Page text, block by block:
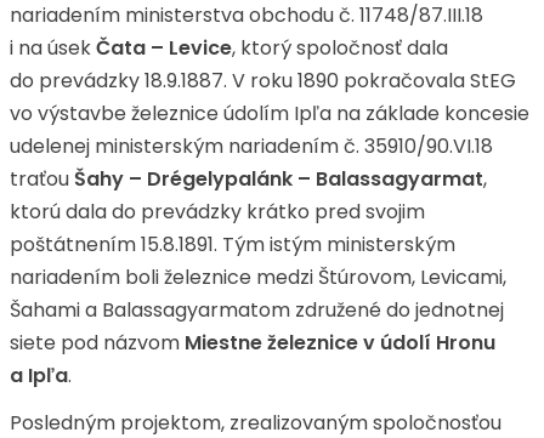
nariadením ministerstva obchodu č. 11748/87.III.18
i na úsekČata – Levice, ktorý spoločnosť dala
do prevádzky 18.9.1887. V roku 1890 pokračovala StEG
vo výstavbe železnice údolím Ipľa na základe koncesie
udelenej ministerským nariadením č. 35910/90.VI.18
traťou Šahy – Drégelypalánk – Balassagyarmat,
ktorú dala do prevádzky krátko pred svojim
poštátnením 15.8.1891. Tým istým ministerským
nariadením boli železnice medzi Štúrovom, Levicami,
Šahami a Balassagyarmatom združené do jednotnej
siete pod názvom Miestne železnice v údolí Hronu
a Ipľa.
Posledným projektom, zrealizovaným spoločnosťou